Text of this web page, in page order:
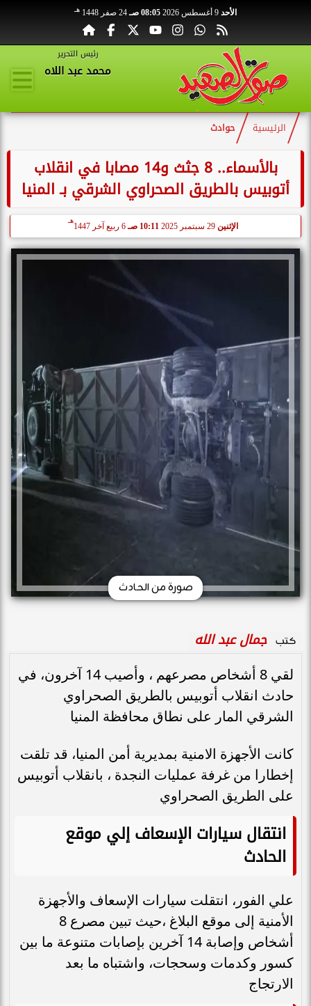
الأحد 08:05 صـ 24 صفر 1448 هـ
رئيس التحرير
محمد عبد اللاه
الرئيسية حوادث
بالأسماء.. 8 جثث و14 مصابا في انقلاب
أتوبيس بالطريق الصحراوي الشرقي بـ المنيا
الإثنين 29 سبتمبر 2025 10:11 صـ 6 ربيع آخر 1447
هـ
صورة من الحادث
كتب جمال عبد الله
لقي 8 أشخاص مصرعهم ، وأصيب 14 آخرون، في
حادث انقلاب أتوبيس بالطريق الصحراوي
الشرقي المار على نطاق محافظة المنيا
كانت الأجهزة الامنية بمديرية أمن المنيا، قد تلقت
إخطارا من غرفة عمليات النجدة ، بانقلاب أتوبيس
على الطريق الصحراوي
انتقال سيارات الإسعاف إلي موقع
الحادث
علي الفور، انتقلت سيارات الإسعاف والأجهزة
الأمنية إلى موقع البلاغ ،حيث تبين مصرع 8
أشخاص وإصابة 14 آخرين بإصابات متنوعة ما بين
كسور وكدمات وسحجات، واشتباه ما بعد
الارتجاج